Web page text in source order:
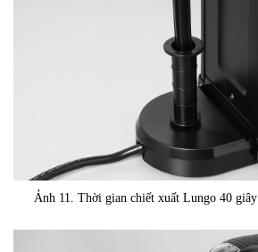
Ảnh 11. Thời gian chiết xuất Lungo 40 giây